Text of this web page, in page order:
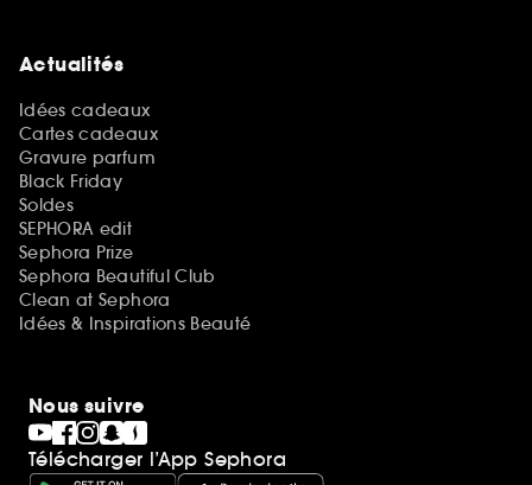
Actualités
Idées cadeaux
Cartes cadeaux
Gravure parfum
Black Friday
Soldes
SEPHORA edit
Sephora Prize
Sephora Beautiful Club
Clean at Sephora
Idées & Inspirations Beauté
Nous suivre
Télécharger l’App Sephora